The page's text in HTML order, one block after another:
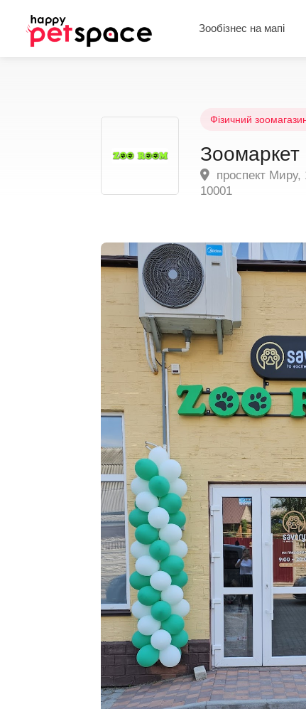
Зообізнес на мапі
Фізичний
Зоомаркет
проспект
10001